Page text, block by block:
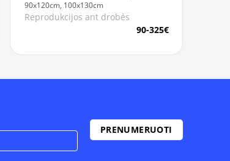
90x120cm, 100x130cm
Reprodukcijos ant drobės
90-325€